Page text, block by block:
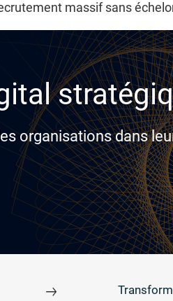
massif sans
organisations dans